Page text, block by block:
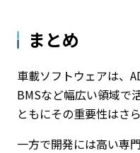
まとめ
車載ソフトウェアは、
BMSなど幅広い領域で
ともにその重要性はさ
一方で開発には高い専